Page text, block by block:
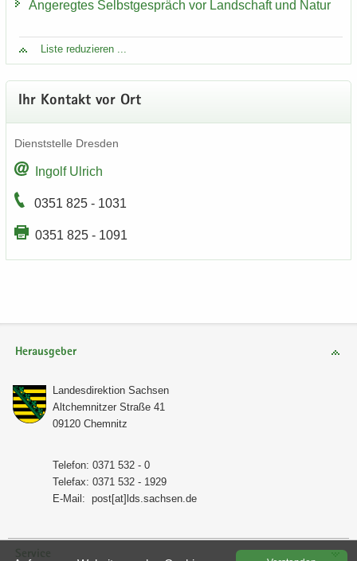
An­ge­reg­tes Selbst­ge­spräch vor Land­schaft und Natur
Liste re­du­zie­ren ...
Ihr Kon­takt vor Ort
Dienst­stel­le Dres­den
In­golf Ul­rich
0351 825 - 1031
0351 825 - 1091
Herausgeber
Lan­des­di­rek­ti­on Sach­sen
Alt­chem­nit­zer Stra­ße 41
09120 Chem­nitz
Te­le­fon: 0371 532 - 0
Te­le­fax: 0371 532 - 1929
E-​Mail: post[at]lds.sach­sen.de